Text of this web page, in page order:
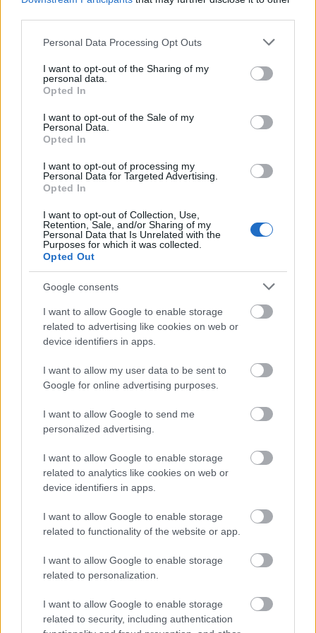
Please note that this website/app uses one or more Google
not limited to your visit or usage behaviour. You may click to
grant or deny consent to Google and its third-party tags to
use your data for below specified purposes in below Google
consent section.
Personal Data Processing Opt Outs
I want to opt-out of the Sharing of my
personal data.
Opted In
I want to opt-out of the Sale of my
Personal Data.
Opted In
I want to opt-out of processing my
Personal Data for Targeted Advertising.
Opted In
I want to opt-out of Collection, Use,
Retention, Sale, and/or Sharing of my
Personal Data that Is Unrelated with the
Purposes for which it was collected.
Opted Out
Google consents
I want to allow Google to enable storage
related to advertising like cookies on web or
device identifiers in apps.
I want to allow my user data to be sent to
Google for online advertising purposes.
I want to allow Google to send me
personalized advertising.
I want to allow Google to enable storage
related to analytics like cookies on web or
device identifiers in apps.
I want to allow Google to enable storage
related to functionality of the website or app.
I want to allow Google to enable storage
related to personalization.
I want to allow Google to enable storage
related to security, including authentication
A Főnix, feltámadás közben
Nézegettem ezt a videót tegnap arról, hogy a
Goldtimer Alapítvány Li-2-ese megkezdte a 2011-es
idényt, és eszembe jutott, hogy vannak nekem
valahol olyan képeim még a gép első felszállása
előttről, amiket annak idején valamiért nem tettem
fel a repülős oldalaimra. Úgy tippelem, valamikor
2001 első…
Rossz idő ellen jó repülőgép
Hamster •2010. szeptember 08.
Már megint borzasztó idő van odakint; szinte biztos,
hogy az időjárás tévedésből kettőt lapozott a